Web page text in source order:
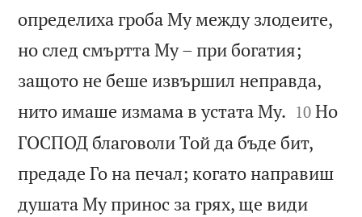
определиха гроба Му между злодеите,
но след смъртта Му – при богатия;
защото не беше извършил неправда,
нито имаше измама в устата Му. 

10 Но
ГОСПОД благоволи Той да бъде бит,
предаде Го на печал; когато направиш
душата Му принос за грях, ще види